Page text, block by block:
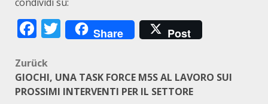
Facebook
Twitter
Share Post
Beitragsnavigation
Zurück
GIOCHI, UNA TASK FORCE M5S AL LAVORO SUI
PROSSIMI INTERVENTI PER IL SETTORE